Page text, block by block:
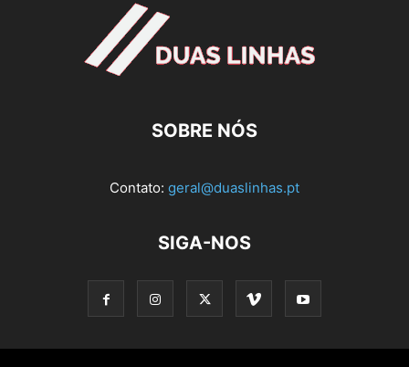
SOBRE NÓS
Contato: geral@duaslinhas.pt
SIGA-NOS